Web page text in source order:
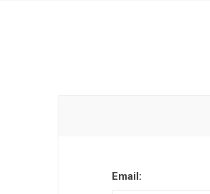
Email: